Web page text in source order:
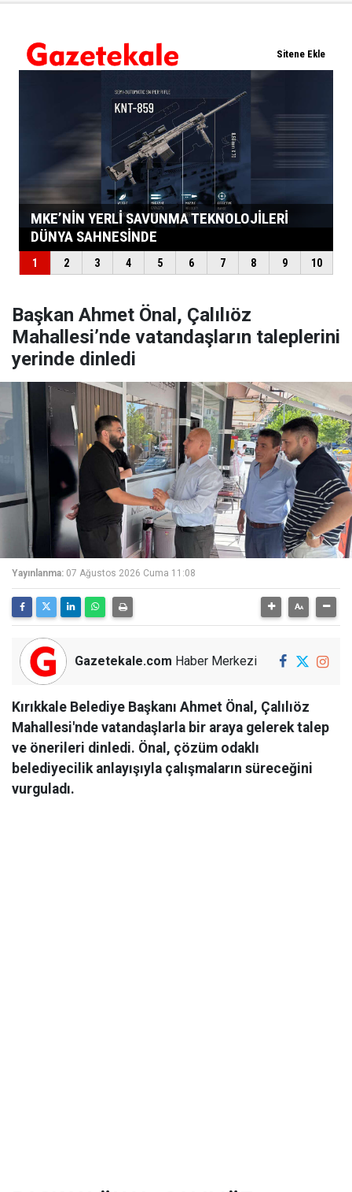
Başkan Ahmet Önal, Çalılıöz
Mahallesi’nde vatandaşların taleplerini
yerinde dinledi
Yayınlanma: 07 Ağustos 2026 Cuma 11:08
Gazetekale.com Haber Merkezi
Kırıkkale Belediye Başkanı Ahmet Önal, Çalılıöz
Mahallesi'nde vatandaşlarla bir araya gelerek talep
ve önerileri dinledi. Önal, çözüm odaklı
belediyecilik anlayışıyla çalışmaların süreceğini
vurguladı.